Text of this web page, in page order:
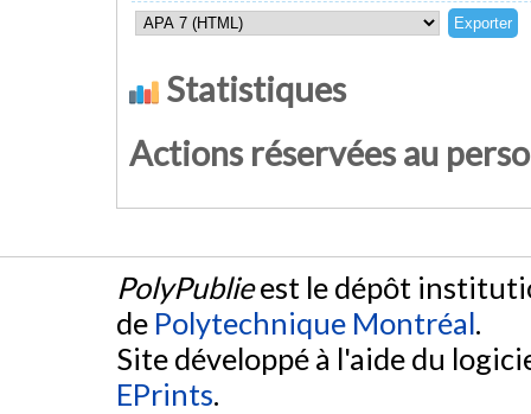
Statistiques
Actions réservées au
PolyPublieest le dépôt
de Polytechnique Montréal.
Site développé à l'aide du
EPrints.